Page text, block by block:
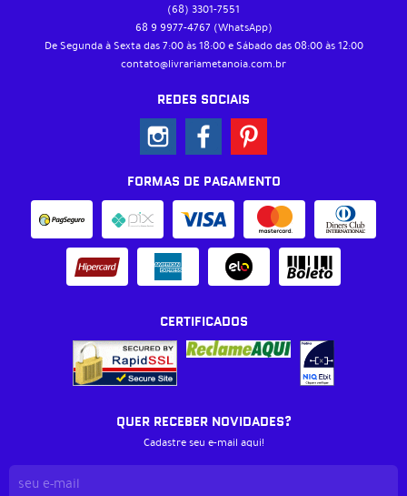
(68) 3301-7551
68 9 9977-4767 (WhatsApp)
De Segunda à Sexta das 7:00 às 18:00 e Sábado das 08:00 às 12:00
contato@livrariametanoia.com.br
REDES SOCIAIS
FORMAS DE PAGAMENTO
CERTIFICADOS
QUER RECEBER NOVIDADES?
Cadastre seu e-mail aqui!